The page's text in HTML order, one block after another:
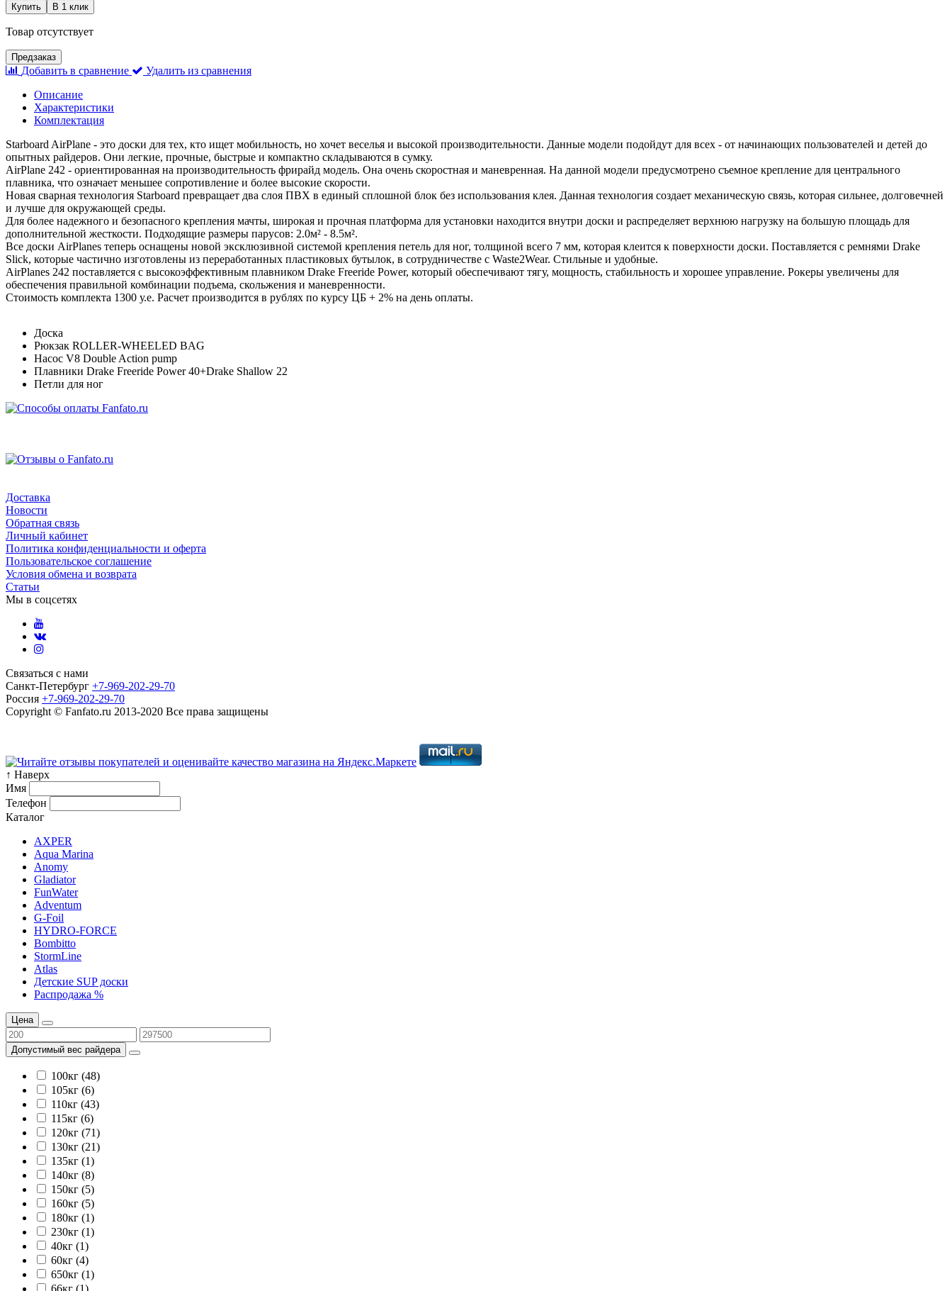
Купить В 1 клик
Товар отсутствует
Предзаказ
Добавить в сравнение
Удалить из сравнения
Описание
Характеристики
Комплектация
Starboard AirPlane - это доски для тех, кто ищет мобильность, но хочет веселья и высокой производительности. Данные модели подойдут для всех - от начинающих пользователей и детей до
опытных райдеров. Они легкие, прочные, быстрые и компактно складываются в сумку.
AirPlane 242 - ориентированная на производительность фрирайд модель. Она очень скоростная и маневренная. На данной модели предусмотрено съемное крепление для центрального
плавника, что означает меньшее сопротивление и более высокие скорости.
Новая сварная технология Starboard превращает два слоя ПВХ в единый сплошной блок без использования клея. Данная технология создает механическую связь, которая сильнее, долговечней
и лучше для окружающей среды.
Для более надежного и безопасного крепления мачты, широкая и прочная платформа для установки находится внутри доски и распределяет верхнюю нагрузку на большую площадь для
дополнительной жесткости. Подходящие размеры парусов: 2.0м² - 8.5м².
Все доски AirPlanes теперь оснащены новой эксклюзивной системой крепления петель для ног, толщиной всего 7 мм, которая клеится к поверхности доски. Поставляется с ремнями Drake
Slick, которые частично изготовлены из переработанных пластиковых бутылок, в сотрудничестве с Waste2Wear. Стильные и удобные.
AirPlanes 242 поставляется с высокоэффективным плавником Drake Freeride Power, который обеспечивают тягу, мощность, стабильность и хорошее управление. Рокеры увеличены для
обеспечения правильной комбинации подъема, скольжения и маневренности.
Стоимость комплекта 1300 у.е. Расчет производится в рублях по курсу ЦБ + 2% на день оплаты.
Доска
Рюкзак ROLLER-WHEELED BAG
Насос V8 Double Action pump
Плавники Drake Freeride Power 40+Drake Shallow 22
Петли для ног
Доставка
Новости
Обратная связь
Личный кабинет
Политика конфиденциальности и оферта
Пользовательское соглашение
Условия обмена и возврата
Статьи
Мы в соцсетях
Связаться с нами
Санкт-Петербург +7-969-202-29-70
Россия +7-969-202-29-70
Copyright © Fanfato.ru 2013-2020 Все права защищены
↑ Наверх
Имя
Телефон
Каталог
AXPER
Aqua Marina
Anomy
Gladiator
FunWater
Adventum
G-Foil
HYDRO-FORCE
Bombitto
StormLine
Atlas
Детские SUP доски
Распродажа %
Цена
Допустимый вес райдера
100кг (48)
105кг (6)
110кг (43)
115кг (6)
120кг (71)
130кг (21)
135кг (1)
140кг (8)
150кг (5)
160кг (5)
180кг (1)
230кг (1)
40кг (1)
60кг (4)
650кг (1)
66кг (1)